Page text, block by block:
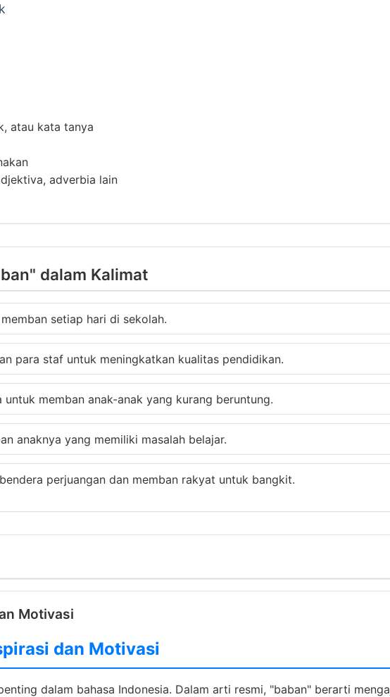
atau kata tanya
adverbia lain
dalam Kalimat
setiap hari di sekolah.
para staf untuk meningkatkan kualitas pendidikan.
memban anak-anak yang kurang beruntung.
anaknya yang memiliki masalah belajar.
perjuangan dan memban rakyat untuk bangkit.
Motivasi
dan Motivasi
dalam bahasa Indonesia. Dalam arti resmi, "baban" berarti